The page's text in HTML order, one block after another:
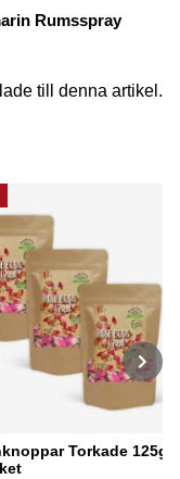
Rumsspray
till denna artikel.
Torkade 125g